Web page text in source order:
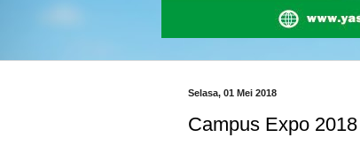
Selasa, 01 Mei 2018
Campus Expo 2018